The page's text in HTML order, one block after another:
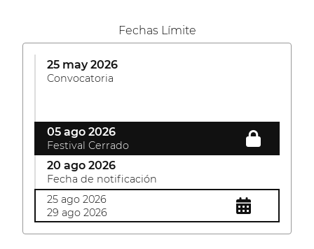
Fechas Límite
25 may 2026
Convocatoria
05 ago 2026
Festival Cerrado
20 ago 2026
Fecha de notificación
25 ago 2026
29 ago 2026